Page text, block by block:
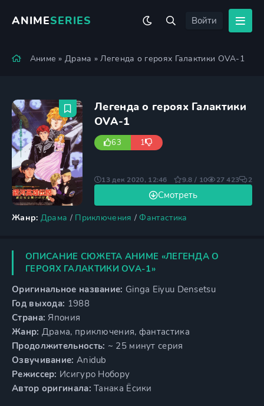
ANIMESERIES Войти
Аниме »Драма » Легенда о героях Галактики OVA-1
Легенда о героях Галактики
OVA-1
63 1
Жанр: Драма / Приключения / Фантастика
Смотреть
13 дек 2020, 12:46 9.8 / 10 27 423 2
ОПИСАНИЕ СЮЖЕТА АНИМЕ «ЛЕГЕНДА О
ГЕРОЯХ ГАЛАКТИКИ OVA-1»
Оригинальное название: Ginga Eiyuu Densetsu
Год выхода: 1988
Страна: Япония
Жанр: Драма, приключения, фантастика
Продолжительность: ~ 25 минут серия
Озвучивание: Anidub
Режиссер: Исигуро Нобору
Автор оригинала: Танака Ёсики